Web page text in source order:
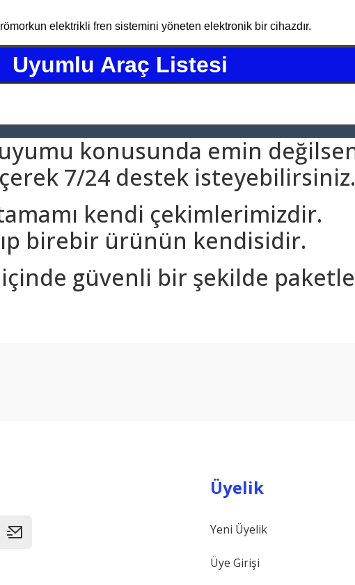
elektrikli fren sistemini yöneten elektronik bir cihazdır.
Uyumlu Araç Listesi
uyumu konusunda emin
7/24 destek isteyebilirsiniz.
kendi çekimlerimizdir.
birebir ürünün kendisidir.
içinde güvenli bir şekilde
Üyelik
Yeni Üyelik
Üye Girişi